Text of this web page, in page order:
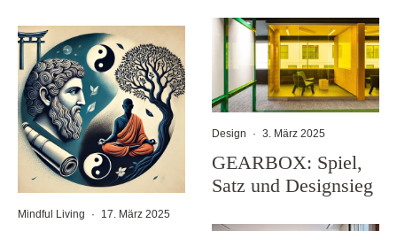
Mindful Living · 17. März 2025
Design · 3. März 2025
GEARBOX: Spiel,
Satz und Designsieg